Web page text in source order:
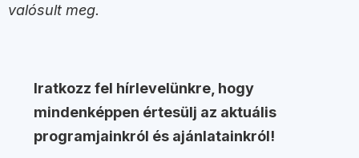
valósult meg.
Iratkozz fel hírlevelünkre, hogy
mindenképpen értesülj az aktuális
programjainkról és ajánlatainkról!